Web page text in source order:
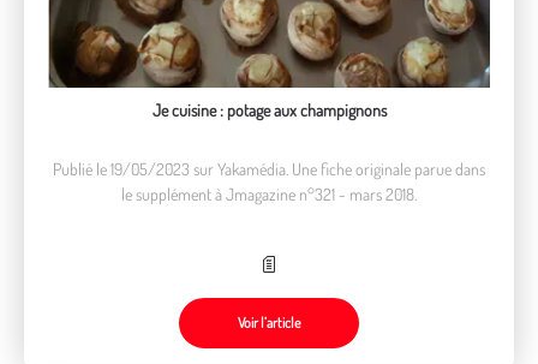
Je cuisine : potage aux champignons
Publié le 19/05/2023 sur Yakamédia. Une fiche originale parue dans
le supplément à Jmagazine n°321 - mars 2018.
Voir l’article